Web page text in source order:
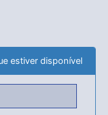
estiver disponível